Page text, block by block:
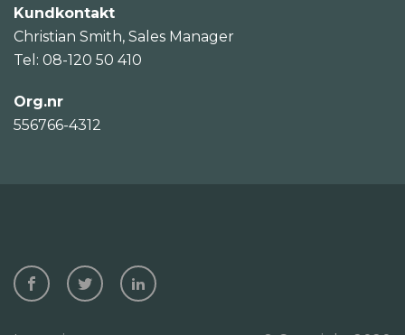
Kundkontakt
Christian Smith, Sales Manager
Tel: 08-120 50 410
Org.nr
556766-4312